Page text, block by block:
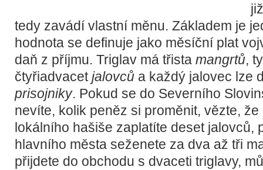
tedy zavádí vlastní měnu. Základem je
hodnota se definuje jako měsíční plat
daň z příjmu. Triglav má třista mangrtů,
čtyřiadvacetjalovců a každý jalovec lze
prisojniky. Pokud se do Severního
nevíte, kolik peněz si proměnit, vězte,
lokálního hašiše zaplatíte deset jalovců,
hlavního města seženete za dva až tři
přijdete do obchodu s dvaceti triglavy,